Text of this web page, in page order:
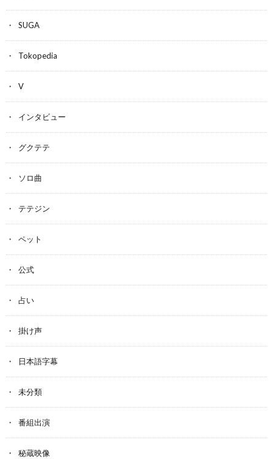
SUGA
Tokopedia
V
インタビュー
グクテテ
ソロ曲
テテジン
ペット
公式
占い
掛け声
日本語字幕
未分類
番組出演
秘蔵映像